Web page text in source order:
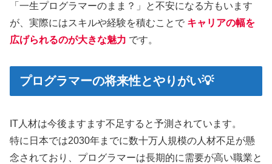
「一生プログラマーのまま？」と不安になる方もいます
が、実際にはスキルや経験を積むことで キャリアの幅を
広げられるのが大きな魅力 です。
プログラマーの将来性とやりがい💡
IT人材は今後ますます不足すると予測されています。
特に日本では2030年までに数十万人規模の人材不足が懸
念されており、プログラマーは長期的に需要が高い職業と